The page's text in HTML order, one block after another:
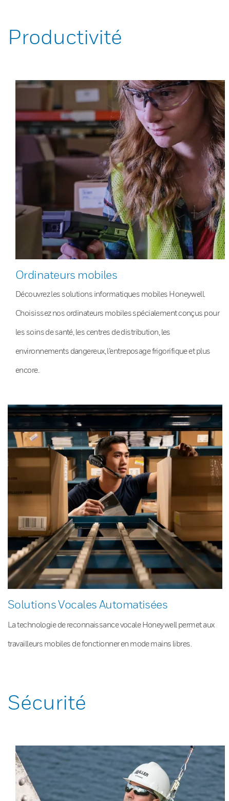
Productivité
Ordinateurs mobiles
Découvrez les solutions informatiques mobiles Honeywell.
Choisissez nos ordinateurs mobiles spécialement conçus pour
les soins de santé, les centres de distribution, les
environnements dangereux, l’entreposage frigorifique et plus
encore.
Solutions Vocales Automatisées
La technologie de reconnaissance vocale Honeywell permet aux
travailleurs mobiles de fonctionner en mode mains libres.
Sécurité